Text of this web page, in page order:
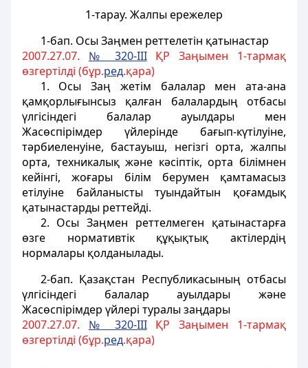
1-тарау. Жалпы ережелер
1-бап. Осы Заңмен реттелетiн қатынастар
2007.27.07. № 320-IIIҚР Заңымен 1-тармақ
өзгертілді (бұр.ред.қара)
1. Осы Заң жетiм балалар мен ата-ана
қамқорлығынсыз қалған балалардың отбасы
үлгiсіндегі балалар ауылдары мен
Жасөспiрiмдер үйлерiнде бағып-күтiлуiне,
тәрбиеленуiне, бастауыш, негізгі орта, жалпы
орта, техникалық және кәсіптік, орта білімнен
кейінгі, жоғары білім берумен қамтамасыз
етiлуiне байланысты туындайтын қоғамдық
қатынастарды реттейдi.
2. Осы Заңмен реттелмеген қатынастарға
өзге нормативтiк құқықтық актiлердiң
нормалары қолданылады.
2-бап. Қазақстан Республикасының отбасы
үлгiсіндегі балалар ауылдары және
Жасөспiрiмдер үйлерi туралы заңдары
2007.27.07. № 320-IIIҚР Заңымен 1-тармақ
өзгертілді (бұр.ред.қара)